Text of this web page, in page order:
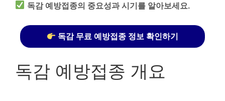
독감 예방접종의 중요성과 시기를 알아보세요.
독감 무료 예방접종 정보 확인하기
독감 예방접종 개요